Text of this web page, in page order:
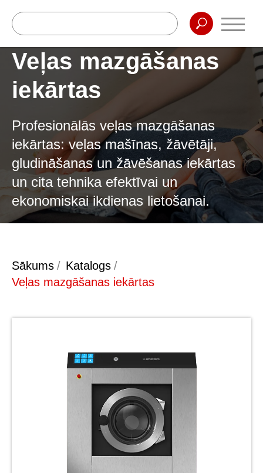
Veļas mazgāšanas
iekārtas
Profesionālās veļas mazgāšanas
iekārtas: veļas mašīnas, žāvētāji,
gludināšanas un žāvēšanas iekārtas
un cita tehnika efektīvai un
ekonomiskai ikdienas lietošanai.
Sākums / Katalogs /
Veļas mazgāšanas iekārtas